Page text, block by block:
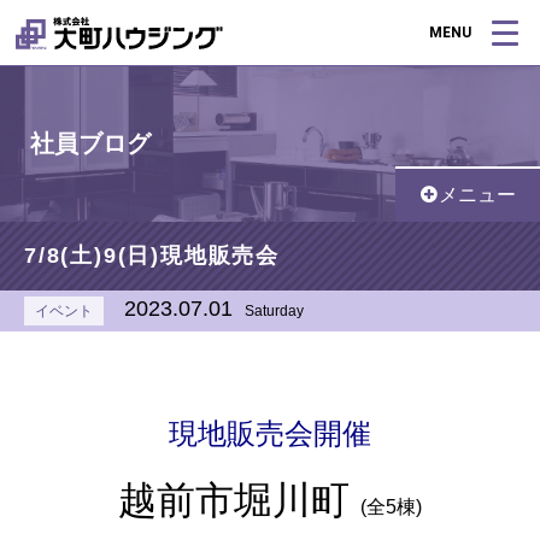
MENU
社員ブログ
メニュー
7/8(土)9(日)現地販売会
イベント 2023.07.01 Saturday
現地販売会開催
越前市堀川町 (全5棟)